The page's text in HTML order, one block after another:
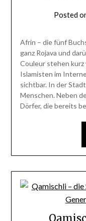
Posted
Afrin – die fünf
ganz Rojava und
Couleur stehen
Islamisten im
sichtbar. In der
Menschen. Neben
Dörfer, die bereits